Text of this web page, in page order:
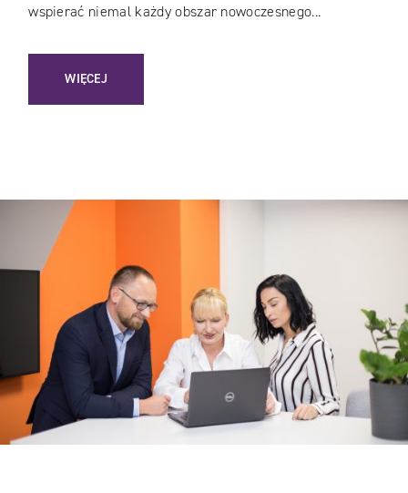
wspierać niemal każdy obszar nowoczesnego...
WIĘCEJ
: CZYM SĄ USŁUGI CHMUROWE I JAK WYKORZYSTAĆ JE